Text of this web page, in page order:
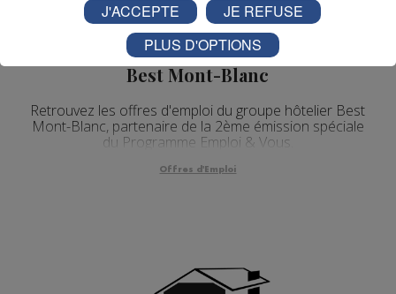
Emploi & Vous | Offres d'Emploi -
Best Mont-Blanc
Retrouvez les offres d'emploi du groupe hôtelier Best
Mont-Blanc, partenaire de la 2ème émission spéciale
du Programme Emploi & Vous.
Offres d'Emploi
J'ACCEPTE
JE REFUSE
PLUS D'OPTIONS